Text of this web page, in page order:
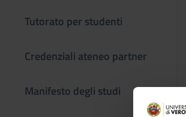
Tutorato per studenti
Credenziali ateneo partner
Manifesto degli studi